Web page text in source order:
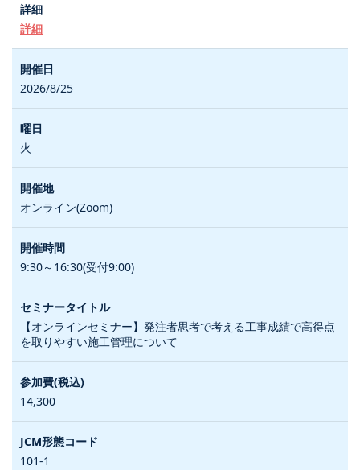
詳細
2026/8/25
火
オンライン(Zoom)
9:30～16:30(受付9:00)
【オンラインセミナー】発注者思考で考える工事成績で高得点
を取りやすい施工管理について
14,300
101-1